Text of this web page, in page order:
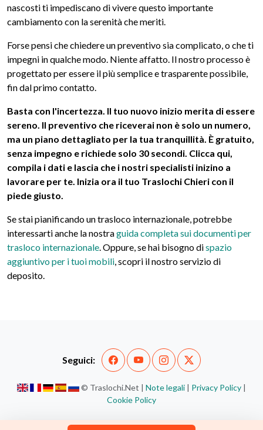
nascosti ti impediscano di vivere questo importante
cambiamento con la serenità che meriti.
Forse pensi che chiedere un preventivo sia complicato, o che ti
impegni in qualche modo. Niente affatto. Il nostro processo è
progettato per essere il più semplice e trasparente possibile,
fin dal primo contatto.
Basta con l'incertezza. Il tuo nuovo inizio merita di essere
sereno. Il preventivo che riceverai non è solo un numero,
ma un piano dettagliato per la tua tranquillità. È gratuito,
senza impegno e richiede solo 30 secondi. Clicca qui,
compila i dati e lascia che i nostri specialisti inizino a
lavorare per te. Inizia ora il tuo Traslochi Chieri con il
piede giusto.
Se stai pianificando un trasloco internazionale, potrebbe
interessarti anche la nostraguida completa sui documenti per
trasloco internazionale. Oppure, se hai bisogno dispazio
aggiuntivo per i tuoi mobili, scopri il nostro servizio di
deposito.
Seguici:
© Traslochi.Net | Note legali| Privacy Policy|
Cookie Policy